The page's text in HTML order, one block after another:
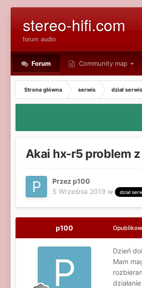
stereo-hifi.com
forum audio
Forum Community map
Strona główna serwis dział
Akai hx-r5 problem
Przez p100
5 Września 2019 w dział
p100
Dzień
Mam